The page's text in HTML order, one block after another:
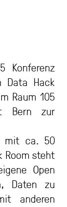
Konferenz
Data Hack
Raum 105
Bern zur
mit ca. 50
Room steht
Open
Daten zu
anderen